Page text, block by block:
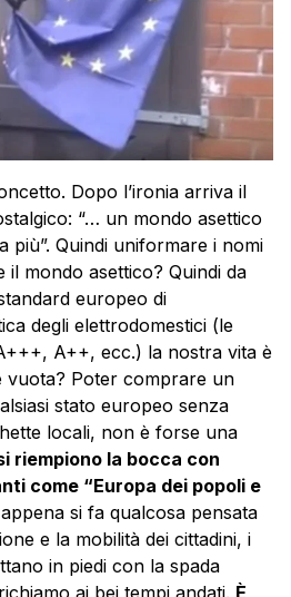
Dopo l’ironia arriva il
“… un mondo asettico
più”. Quindi uniformare i nomi
mondo asettico? Quindi da
europeo di
degli elettrodomestici (le
A++, ecc.) la nostra vita è
vuota? Poter comprare un
stato europeo senza
locali, non è forse una
riempiono la bocca con
come “Europa dei popoli e
si fa qualcosa pensata
e la mobilità dei cittadini, i
in piedi con la spada